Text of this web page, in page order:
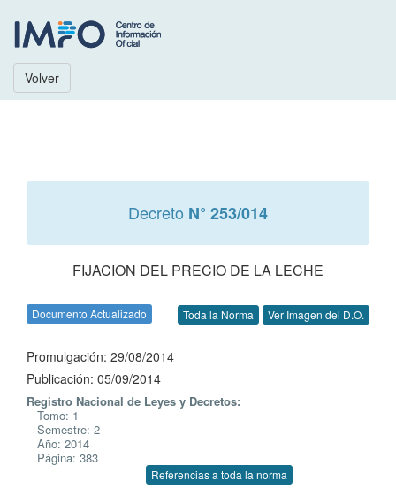
Volver
Decreto N° 253/014
FIJACION DEL PRECIO DE LA LECHE
Documento Actualizado Toda la Norma Ver Imagen del D.O.
Promulgación: 29/08/2014
Publicación: 05/09/2014
Registro Nacional de Leyes y Decretos:
Tomo: 1
Semestre: 2
Año: 2014
Página: 383
Referencias a toda la norma